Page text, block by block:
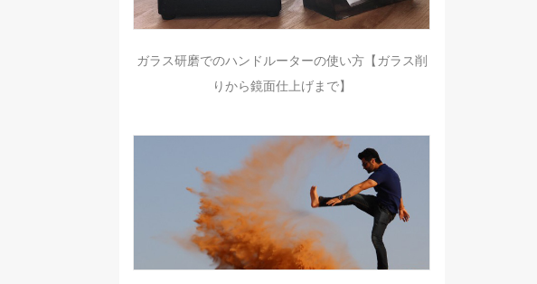
ガラス研磨でのハンドルーターの使い方【ガラス削
りから鏡面仕上げまで】